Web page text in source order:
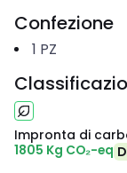
Confezione
1 PZ
Impronta di
1805 Kg CO₂-eq